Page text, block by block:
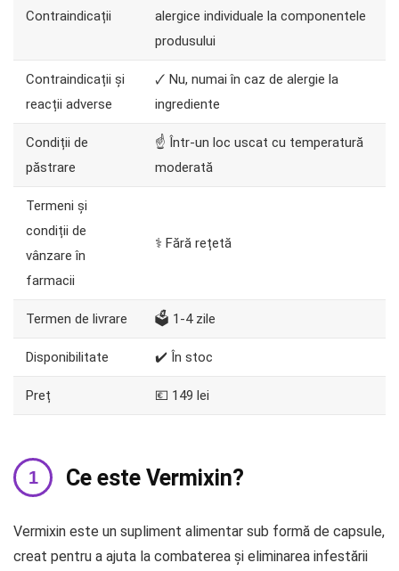
Contraindicații
alergice individuale la componentele
produsului
Contraindicații și
reacții adverse
🗸 Nu, numai în caz de alergie la
ingrediente
Condiții de
păstrare
☝ Într-un loc uscat cu temperatură
moderată
Termeni și
condiții de
vânzare în
farmacii
⚕️ Fără rețetă
Termen de livrare 🗳️ 1-4 zile
Disponibilitate ✔️ În stoc
Preț 💶 149 lei
Ce este Vermixin?
Vermixin este un supliment alimentar sub formă de capsule,
creat pentru a ajuta la combaterea și eliminarea infestării